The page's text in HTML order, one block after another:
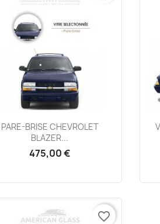
Aperçu rapide
PARE-BRISE CHEVROLET
BLAZER...
475,00 €
favorite_border